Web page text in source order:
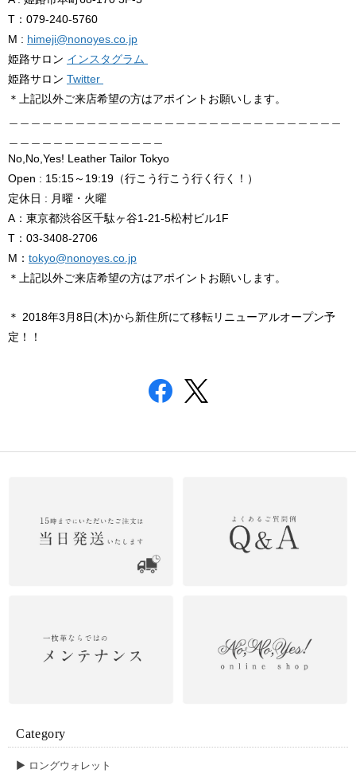
T：079-240-5760
M : himeji@nonoyes.co.jp
姫路サロン インスタグラム
姫路サロン Twitter
＊上記以外ご来店希望の方はアポイントお願いします。
No,No,Yes! Leather Tailor Tokyo
Open : 15:15～19:19（行こう行こう行く行く！）
定休日 : 月曜・火曜
A：東京都渋谷区千駄ヶ谷1-21-5松村ビル1F
T：03-3408-2706
M： tokyo@nonoyes.co.jp
＊上記以外ご来店希望の方はアポイントお願いします。
＊ 2018年3月8日(木)から新住所にて移転リニューアルオープン予
定！！
Category
▶︎ ロングウォレット